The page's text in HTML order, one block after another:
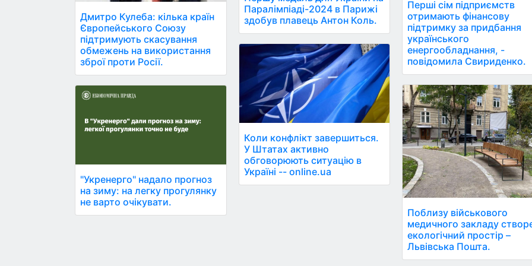
Дмитро Кулеба: кілька країн
Європейського Союзу
підтримують скасування
обмежень на використання
зброї проти Росії.
"Укренерго" надало прогноз
на зиму: на легку прогулянку
не варто очікувати.
Паралімпіаді-2024 в Парижі
здобув плавець Антон Коль.
Коли конфлікт завершиться.
У Штатах активно
обговорюють ситуацію в
Україні -- online.ua
Перші сім підприємств
отримають фінансову
підтримку за придбання
українського
енергообладнання, -
повідомила Свириденко.
Поблизу військового
медичного закладу
екологічний простір –
Львівська Пошта.